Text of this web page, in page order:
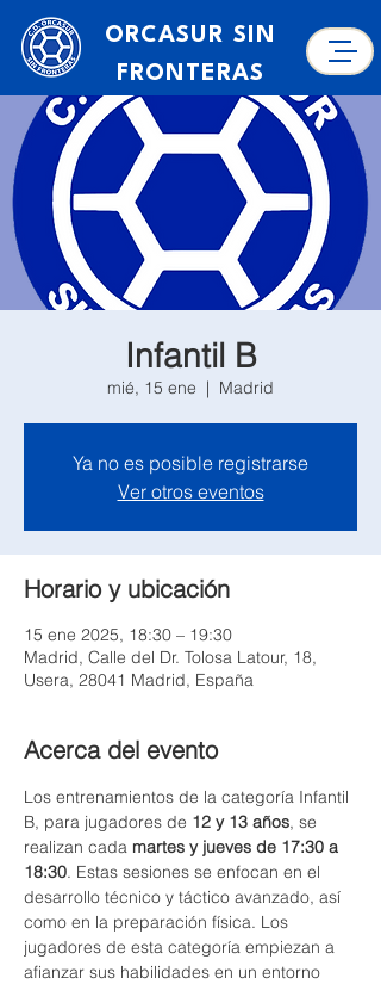
ORCASUR SIN
FRONTERAS
Infantil B
mié, 15 ene
  |
Madrid
Ya no es posible registrarse
Ver otros eventos
Horario y ubicación
15 ene 2025, 18:30 – 19:30
Madrid, Calle del Dr. Tolosa Latour, 18,
Usera, 28041 Madrid, España
Acerca del evento
Los entrenamientos de la categoría Infantil
B, para jugadores de 12 y 13 años, se
realizan cada martes y jueves de 17:30 a
18:30. Estas sesiones se enfocan en el
desarrollo técnico y táctico avanzado, así
como en la preparación física. Los
jugadores de esta categoría empiezan a
afianzar sus habilidades en un entorno